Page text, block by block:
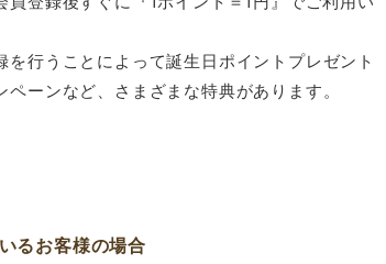
を行うことによって誕生日ポイントプレゼント
ペーンなど、さまざまな特典があります。
るお客様の場合